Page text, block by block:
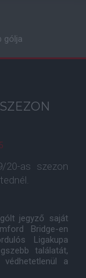
gólja
20-as szezon
jegyző saját
Bridge-en
Ligakupa
találatát,
a